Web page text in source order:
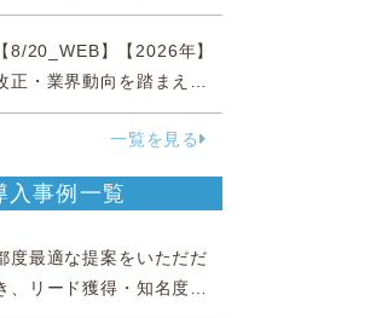
効率化と機会損失を防ぐ
『直前チェックポイント』
【8/20_WEB】【2026年】
正・業界動向を踏まえて
例で理解 健食・機能
性“あいまいゾーン”大攻略セ
一覧を見る
入事例一覧
度最適な提案をいただだ
、リード獲得・知名度向